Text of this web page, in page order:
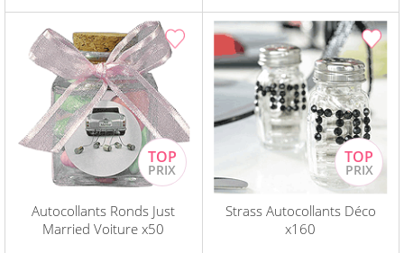
Autocollants Ronds Just
Married Voiture x50
Strass Autocollants Déco
x160